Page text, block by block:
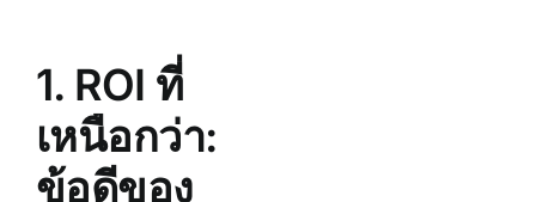
1. ROI ที่
เหนือกว่า:
ข้อดีของ